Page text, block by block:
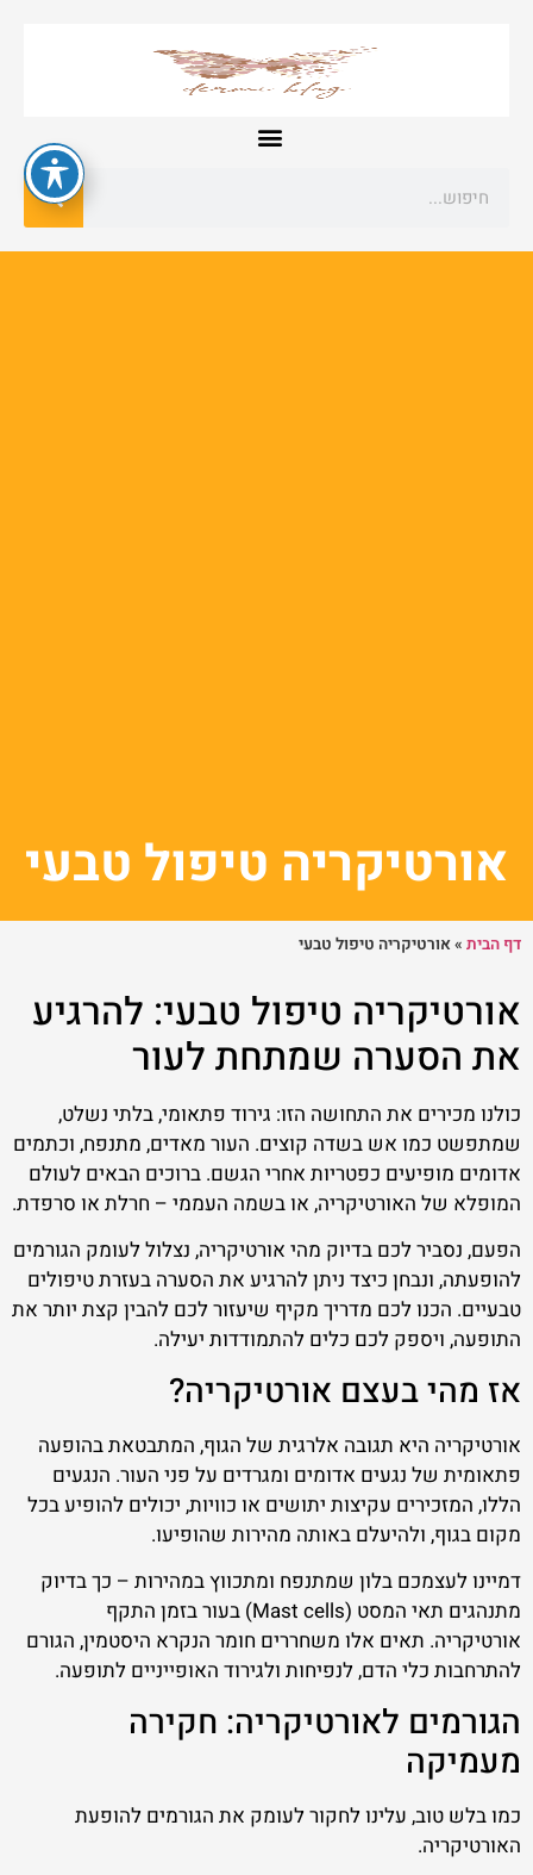
אורטיקריה טיפול טבעי
דף הבית »אורטיקריה טיפול טבעי
אורטיקריה טיפול טבעי: להרגיע
את הסערה שמתחת לעור
כולנו מכירים את התחושה הזו: גירוד פתאומי, בלתי נשלט,
שמתפשט כמו אש בשדה קוצים. העור מאדים, מתנפח, וכתמים
אדומים מופיעים כפטריות אחרי הגשם. ברוכים הבאים לעולם
המופלא של האורטיקריה, או בשמה העממי – חרלת או סרפדת.
הפעם, נסביר לכם בדיוק מהי אורטיקריה, נצלול לעומק הגורמים
להופעתה, ונבחן כיצד ניתן להרגיע את הסערה בעזרת טיפולים
טבעיים. הכנו לכם מדריך מקיף שיעזור לכם להבין קצת יותר את
התופעה, ויספק לכם כלים להתמודדות יעילה.
אז מהי בעצם אורטיקריה?
אורטיקריה היא תגובה אלרגית של הגוף, המתבטאת בהופעה
פתאומית של נגעים אדומים ומגרדים על פני העור. הנגעים
הללו, המזכירים עקיצות יתושים או כוויות, יכולים להופיע בכל
מקום בגוף, ולהיעלם באותה מהירות שהופיעו.
דמיינו לעצמכם בלון שמתנפח ומתכווץ במהירות – כך בדיוק
מתנהגים תאי המסט (Mast cells) בעור בזמן התקף
אורטיקריה. תאים אלו משחררים חומר הנקרא היסטמין, הגורם
להתרחבות כלי הדם, לנפיחות ולגירוד האופייניים לתופעה.
הגורמים לאורטיקריה: חקירה
מעמיקה
כמו בלש טוב, עלינו לחקור לעומק את הגורמים להופעת
האורטיקריה.